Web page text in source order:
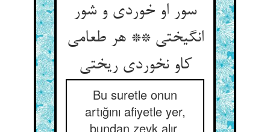
سور او خوردی و شور
انگیختی ** هر طعامی
کاو نخوردی ریختی‏
Bu suretle onun
artığını afiyetle yer,
bundan zevk alır,